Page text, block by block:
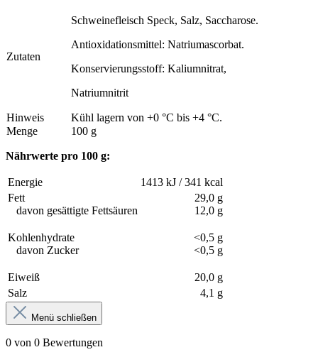
Zutaten
Schweinefleisch Speck, Salz, Saccharose.
Antioxidationsmittel: Natriumascorbat.
Konservierungsstoff: Kaliumnitrat,
Natriumnitrit
Hinweis
Kühl lagern von +0 °C bis +4 °C.
Menge
100 g
Nährwerte pro 100 g:
Energie
1413 kJ / 341 kcal
Fett
davon gesättigte Fettsäuren
29,0 g
12,0 g
Kohlenhydrate
davon Zucker
<0,5 g
<0,5 g
Eiweiß
20,0 g
Salz
4,1 g
Menü schließen
0 von 0 Bewertungen